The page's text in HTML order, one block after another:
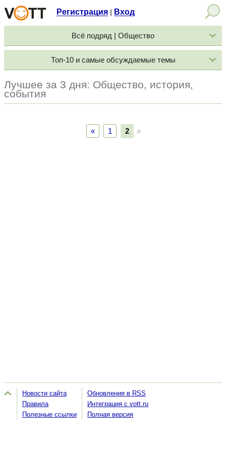
Регистрация Вход
Всё подряд | Общество
Топ-10 и самые обсуждаемые темы
Лучшее за 3 дня: Общество, история,
события
« 1 2 »
Новости сайта
Правила
Полезные ссылки
Обновления в RSS
Интеграция с vott.ru
Полная версия